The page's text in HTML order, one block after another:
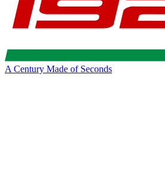
A Century Made of Seconds